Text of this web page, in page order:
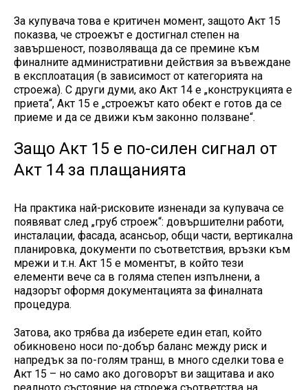
За купувача това е критичен момент, защото Акт 15
показва, че строежът е достигнал степен на
завършеност, позволяваща да се премине към
финалните административни действия за въвеждане
в експлоатация (в зависимост от категорията на
строежа). С други думи, ако Акт 14 е „конструкцията е
приета“, Акт 15 е „строежът като обект е готов да се
приеме и да се движи към законно ползване“.
Защо Акт 15 е по-силен сигнал от
Акт 14 за плащанията
На практика най-рисковите изненади за купувача се
появяват след „груб строеж“: довършителни работи,
инсталации, фасада, асансьор, общи части, вертикална
планировка, документи по съответствия, връзки към
мрежи и т.н. Акт 15 е моментът, в който тези
елементи вече са в голяма степен изпълнени, а
надзорът оформя документацията за финалната
процедура.
Затова, ако трябва да изберете един етап, който
обикновено носи по-добър баланс между риск и
напредък за по-голям транш, в много сделки това е
Акт 15 – но само ако договорът ви защитава и ако